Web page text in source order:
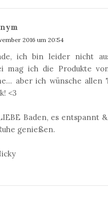
2016 um 20:54
ich bin leider nicht
mag ich die Produkte
aber ich wünsche allen
<3
Baden, es entspannt
genießen.